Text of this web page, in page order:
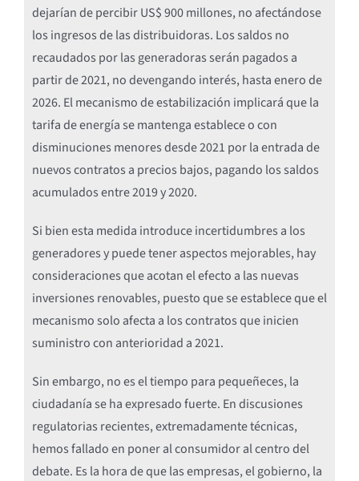
dejarían de percibir US$ 900 millones, no afectándose
los ingresos de las distribuidoras. Los saldos no
recaudados por las generadoras serán pagados a
partir de 2021, no devengando interés, hasta enero de
2026. El mecanismo de estabilización implicará que la
tarifa de energía se mantenga establece o con
disminuciones menores desde 2021 por la entrada de
nuevos contratos a precios bajos, pagando los saldos
acumulados entre 2019 y 2020.
Si bien esta medida introduce incertidumbres a los
generadores y puede tener aspectos mejorables, hay
consideraciones que acotan el efecto a las nuevas
inversiones renovables, puesto que se establece que el
mecanismo solo afecta a los contratos que inicien
suministro con anterioridad a 2021.
Sin embargo, no es el tiempo para pequeñeces, la
ciudadanía se ha expresado fuerte. En discusiones
regulatorias recientes, extremadamente técnicas,
hemos fallado en poner al consumidor al centro del
debate. Es la hora de que las empresas, el gobierno, la